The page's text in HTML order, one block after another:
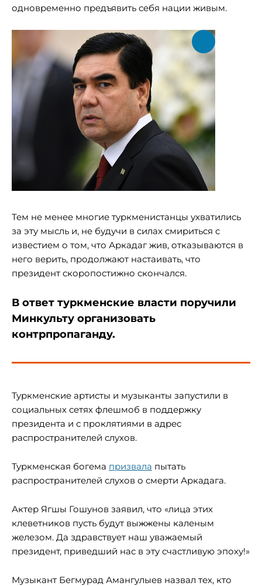
одновременно предъявить себя нации живым.
Тем не менее многие туркменистанцы ухватились
за эту мысль и, не будучи в силах смириться с
известием о том, что Аркадаг жив, отказываются в
него верить, продолжают настаивать, что
президент скоропостижно скончался.
В ответ туркменские власти поручили
Минкульту организовать
контрпропаганду.
Туркменские артисты и музыканты запустили в
социальных сетях флешмоб в поддержку
президента и с проклятиями в адрес
распространителей слухов.
Туркменская богема призвала пытать
распространителей слухов о смерти Аркадага.
Актер Ягшы Гошунов заявил, что «лица этих
клеветников пусть будут выжжены каленым
железом. Да здравствует наш уважаемый
президент, приведший нас в эту счастливую эпоху!»
Музыкант Бегмурад Амангулыев назвал тех, кто